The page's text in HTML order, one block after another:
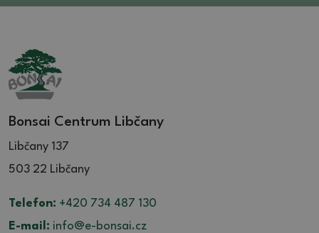
Bonsai Centrum Libčany
Libčany 137
503 22 Libčany
Telefon: +420 734 487 130
E-mail: info@e-bonsai.cz